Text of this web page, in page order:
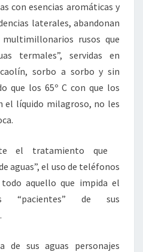
con esencias aromáticas y
laterales, abandonan
multimillonarios rusos que
termales”, servidas en
sorbo a sorbo y sin
que los 65º C con que los
el líquido milagroso, no les
el tratamiento que
aguas”, el uso de teléfonos
aquello que impida el
“pacientes” de sus
de sus aguas personajes